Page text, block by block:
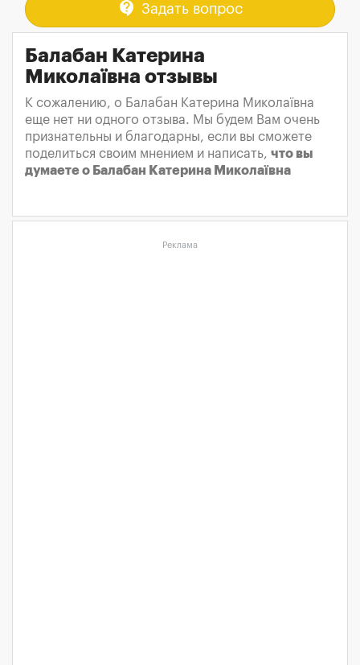
contact_support Задать вопрос
Балабан Катерина
Миколаївна отзывы
К сожалению, о Балабан Катерина Миколаївна
еще нет ни одного отзыва. Мы будем Вам очень
признательны и благодарны, если вы сможете
поделиться своим мнением и написать, что вы
думаете о Балабан Катерина Миколаївна
Реклама